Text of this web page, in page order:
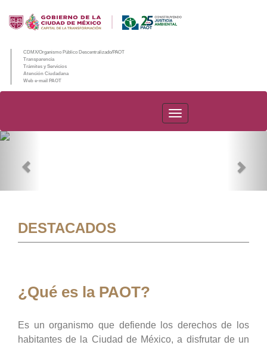
CDMX/Organismo Público Descentralizado/PAOT
Transparencia
Trámites y Servicios
Atención Ciudadana
Web e-mail PAOT
PAOT
DESTACADOS
¿Qué es la PAOT?
Es un organismo que defiende los derechos de los
habitantes de la Ciudad de México, a disfrutar de un